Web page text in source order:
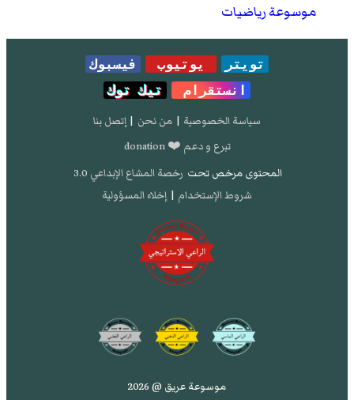
موسوعة رياضيات
تويتر يوتيوب
فيسبوك
انستقرام
تيك توك
سياسة الخصوصية | من نحن | إتصل بنا
تبرع و دعم ❤️ donation
المحتوى مرخص تحت رخصة المشاع الإبداعي 3.0
شروط الإستخدام | إخلاء المسؤولية
موسوعة عريق @ 2026